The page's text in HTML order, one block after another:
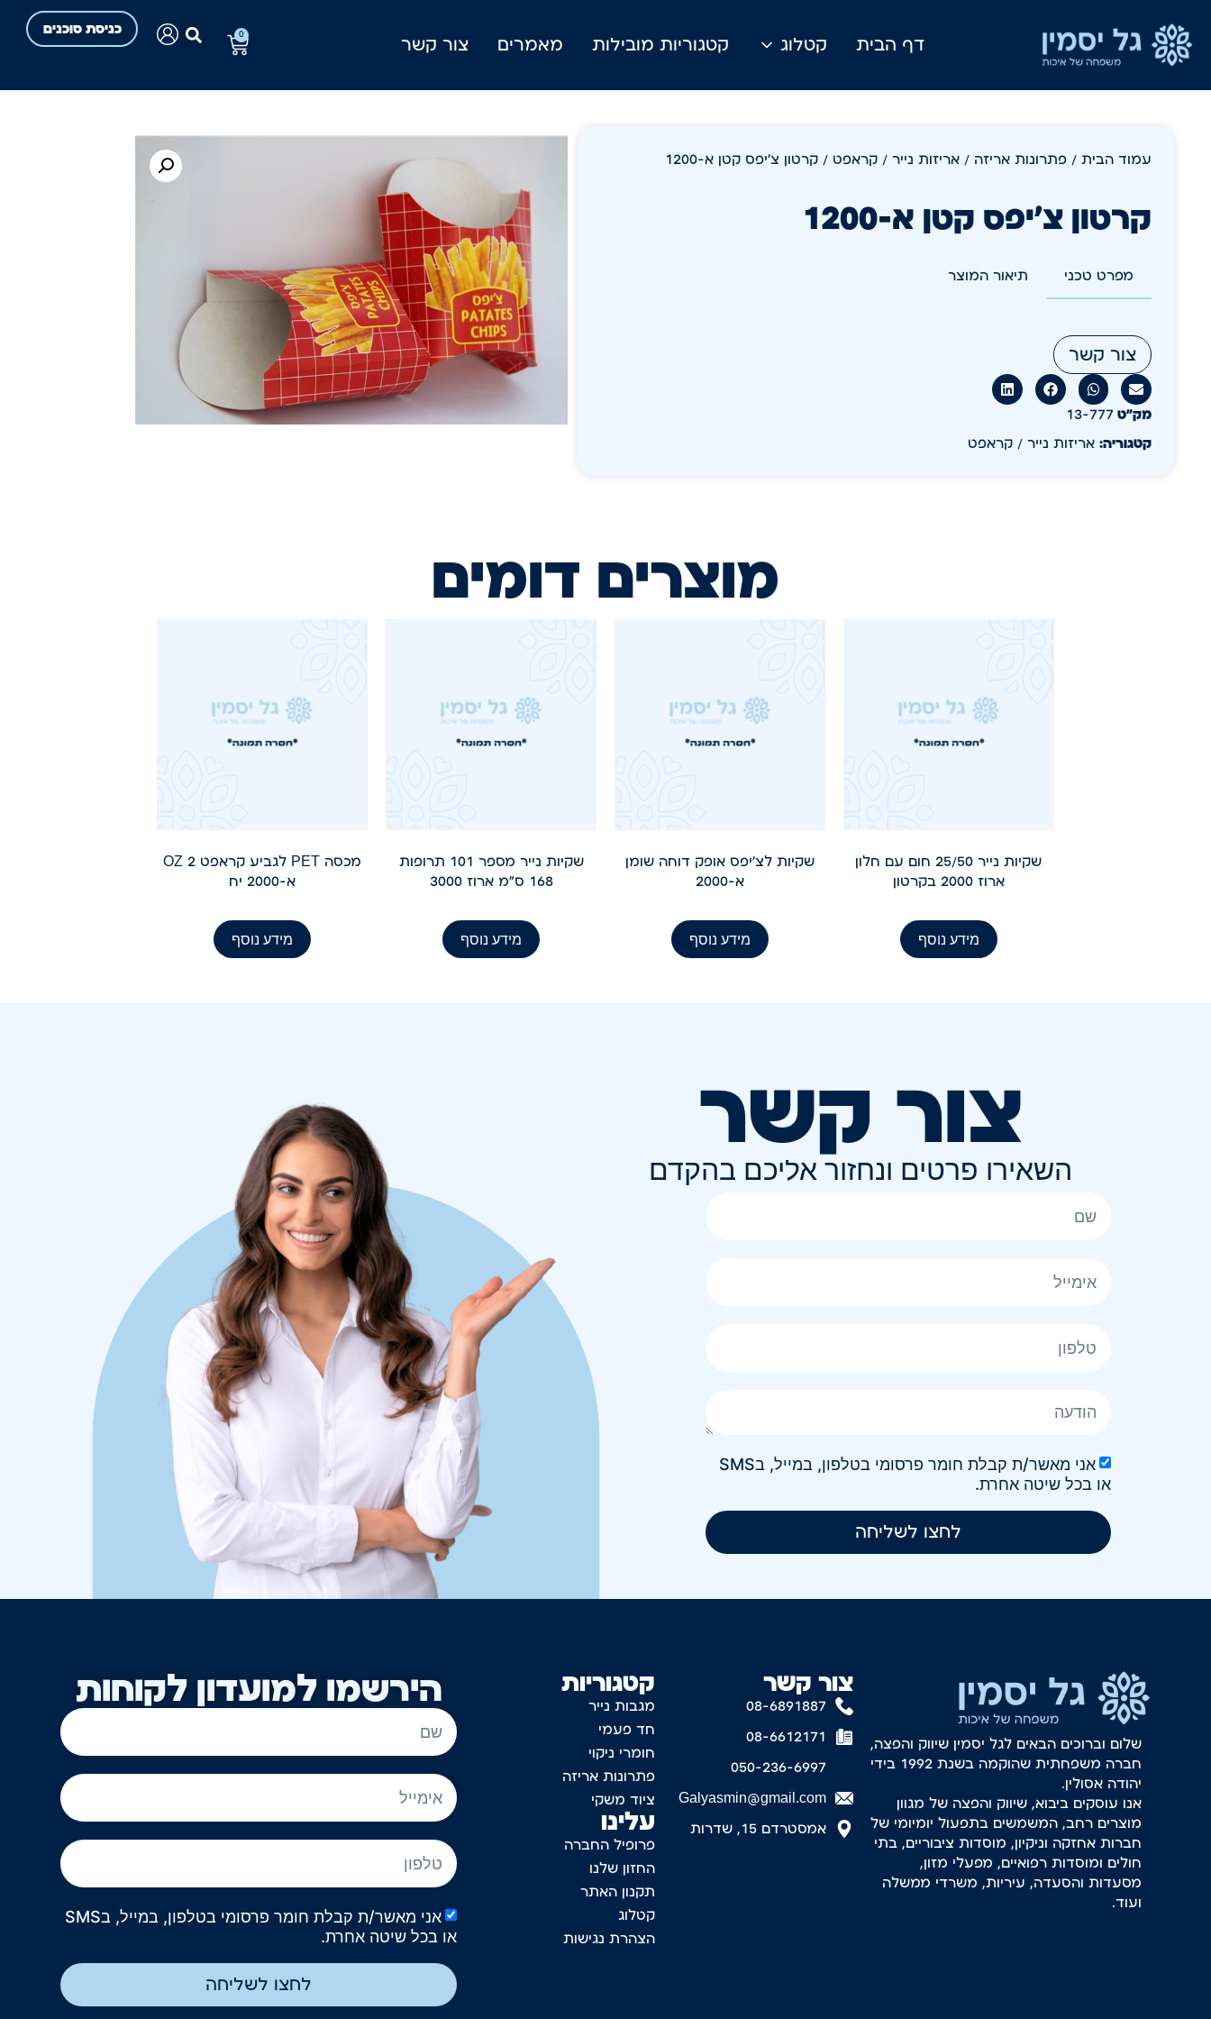
דף הבית קטלוג קטגוריות מובילות מאמרים צור קשר
כניסת סוכנים 0
עמוד הבית / פתרונות אריזה / אריזות נייר / קראפט / קרטון צ'יפס קטן א-1200
קרטון צ'יפס קטן א-1200
מפרט טכני תיאור המוצר
צור קשר
מק״ט 13-777
קטגוריה: אריזות נייר / קראפט
מוצרים דומים
שקיות נייר 25/50 חום עם חלון
ארוז 2000 בקרטון
מידע נוסף
שקיות לצ'יפס אופק דוחה שומן
א-2000
מידע נוסף
שקיות נייר מספר 101 תרופות
168 ס"מ ארוז 3000
מידע נוסף
מכסה PET לגביע קראפט 2 OZ
א-2000 יח
מידע נוסף
צור קשר
השאירו פרטים ונחזור אליכם בהקדם
אני מאשר/ת קבלת חומר פרסומי בטלפון, במייל, בSMS
או בכל שיטה אחרת.
לחצו לשליחה
הירשמו למועדון לקוחות
אני מאשר/ת קבלת חומר פרסומי בטלפון, במייל, בSMS
או בכל שיטה אחרת.
לחצו לשליחה
קטגוריות
מגבות נייר
חד פעמי
חומרי ניקוי
פתרונות אריזה
ציוד משקי
עלינו
פרופיל החברה
החזון שלנו
תקנון האתר
קטלוג
הצהרת נגישות
צור קשר
08-6891887
08-6612171
050-236-6997
Galyasmin@gmail.com
אמסטרדם 15, שדרות
שלום וברוכים הבאים לגל יסמין שיווק והפצה,
חברה משפחתית שהוקמה בשנת 1992 בידי
יהודה אסולין.
אנו עוסקים ביבוא, שיווק והפצה של מגוון
מוצרים רחב, המשמשים בתפעול יומיומי של
חברות אחזקה וניקיון, מוסדות ציבוריים, בתי
חולים ומוסדות רפואיים, מפעלי מזון,
מסעדות והסעדה, עיריות, משרדי ממשלה
ועוד.